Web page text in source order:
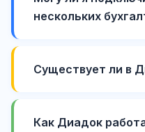
нескольких
Существует ли в
Как Диадок